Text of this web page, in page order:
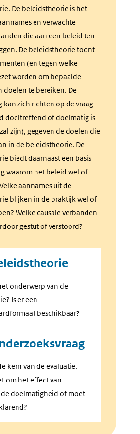
De beleidstheorie is het
en verwachte
die aan een beleid ten
De beleidstheorie toont
(en tegen welke
worden om bepaalde
doelen te bereiken. De
kan zich richten op de vraag
doeltreffend of doelmatig is
zijn), gegeven de doelen die
in de beleidstheorie. De
biedt daarnaast een basis
waarom het beleid wel of
aannames uit de
blijken in de praktijk wel of
Welke causale verbanden
gestut of verstoord?
onderwerp van de
Is er een
beschikbaar?
kern van de evaluatie.
om het effect van
doelmatigheid of moet